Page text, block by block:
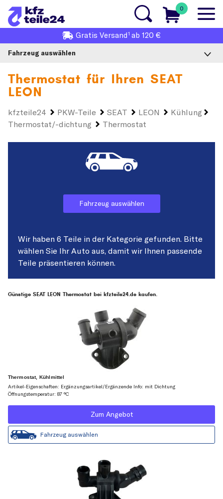
0
Gratis Versand1 ab 120 €
Fahrzeug auswählen
Thermostat für Ihren SEAT
LEON
kfzteile24 PKW-Teile SEAT LEON
Kühlung
Thermostat/-dichtung
Thermostat
Fahrzeug auswählen
Wir haben 6 Teile in der Kategorie gefunden. Bitte
wählen Sie Ihr Auto aus, damit wir Ihnen passende
Teile präsentieren können.
Günstige SEAT LEON Thermostat bei kfzteile24.de kaufen.
Thermostat, Kühlmittel
Artikel-Eigenschaften: Ergänzungsartikel/Ergänzende Info: mit Dichtung
Öffnungstemperatur: 87 °C
Zum Angebot
Fahrzeug auswählen